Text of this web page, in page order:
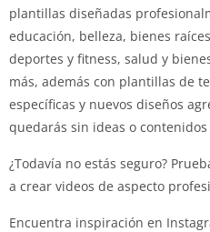
plantillas diseñadas
educación, belleza, bienes
deportes y fitness, salud y
más, además con plantillas de
específicas y nuevos diseños
quedarás sin ideas o
¿Todavía no estás seguro?
a crear videos de aspecto
Encuentra inspiración en